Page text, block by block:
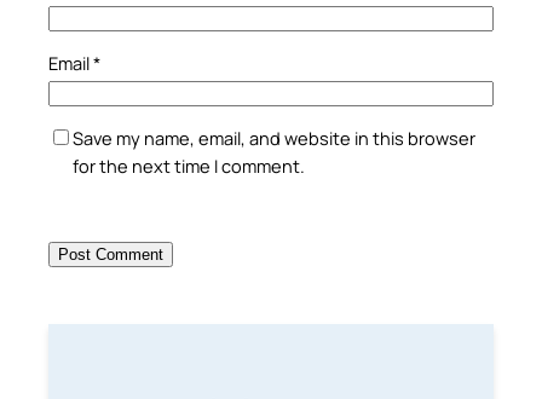
Email*
Save my name, email, and website in this browser
for the next time I comment.